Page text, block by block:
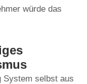
würde das
System selbst aus